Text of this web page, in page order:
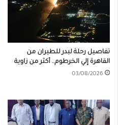
تفاصيل رحلة لبدر للطيران من
القاهرة إلي الخرطوم.. أكثر من زاوية
03/08/2026